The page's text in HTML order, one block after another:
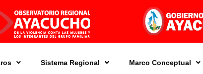
Sistema Regional Marco Conceptual